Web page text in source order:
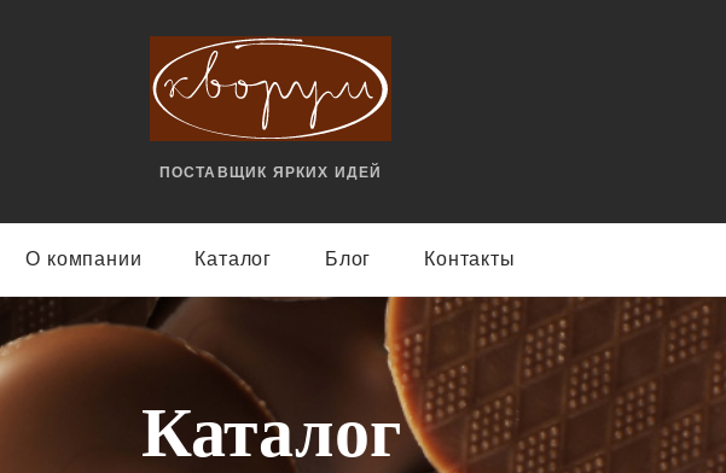
ПОСТАВЩИК ЯРКИX ИДЕЙ
О компании Каталог Блог Контакты
Каталог